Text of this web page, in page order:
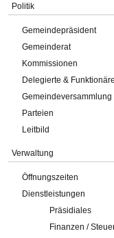
Politik
Gemeindepräsident
Gemeinderat
Kommissionen
Delegierte & Funktionäre
Gemeindeversammlung
Parteien
Leitbild
Verwaltung
Öffnungszeiten
Dienstleistungen
Präsidiales
Finanzen /